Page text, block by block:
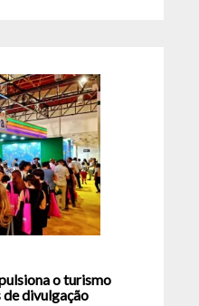
o turismo
divulgação